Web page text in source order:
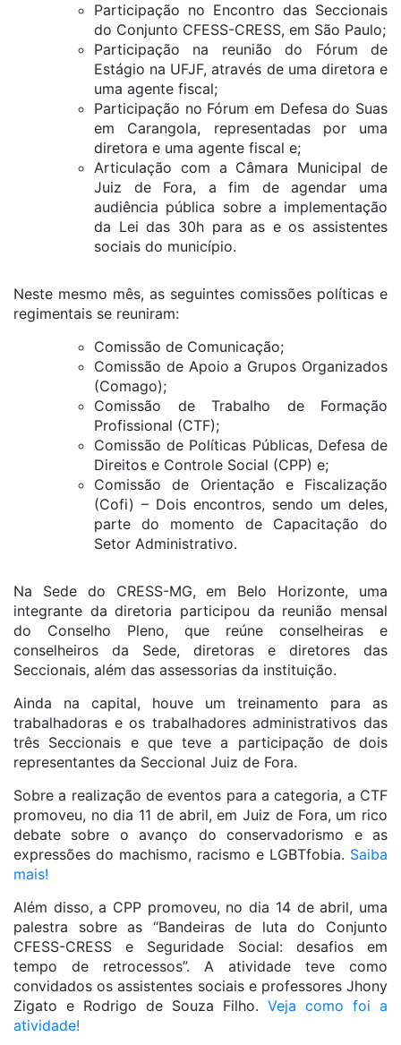
Participação no Encontro das Seccionais
do Conjunto CFESS-CRESS, em São Paulo;
Participação na reunião do Fórum de
Estágio na UFJF, através de uma diretora e
uma agente fiscal;
Participação no Fórum em Defesa do Suas
em Carangola, representadas por uma
diretora e uma agente fiscal e;
Articulação com a Câmara Municipal de
Juiz de Fora, a fim de agendar uma
audiência pública sobre a implementação
da Lei das 30h para as e os assistentes
sociais do município.
Neste mesmo mês, as seguintes comissões políticas e
regimentais se reuniram:
Comissão de Comunicação;
Comissão de Apoio a Grupos Organizados
(Comago);
Comissão de Trabalho de Formação
Profissional (CTF);
Comissão de Políticas Públicas, Defesa de
Direitos e Controle Social (CPP) e;
Comissão de Orientação e Fiscalização
(Cofi) – Dois encontros, sendo um deles,
parte do momento de Capacitação do
Setor Administrativo.
Na Sede do CRESS-MG, em Belo Horizonte, uma
integrante da diretoria participou da reunião mensal
do Conselho Pleno, que reúne conselheiras e
conselheiros da Sede, diretoras e diretores das
Seccionais, além das assessorias da instituição.
Ainda na capital, houve um treinamento para as
trabalhadoras e os trabalhadores administrativos das
três Seccionais e que teve a participação de dois
representantes da Seccional Juiz de Fora.
Sobre a realização de eventos para a categoria, a CTF
promoveu, no dia 11 de abril, em Juiz de Fora, um rico
debate sobre o avanço do conservadorismo e as
expressões do machismo, racismo e LGBTfobia. Saiba
mais!
Além disso, a CPP promoveu, no dia 14 de abril, uma
palestra sobre as “Bandeiras de luta do Conjunto
CFESS-CRESS e Seguridade Social: desafios em
tempo de retrocessos”. A atividade teve como
convidados os assistentes sociais e professores Jhony
Zigato e Rodrigo de Souza Filho. Veja como foi a
atividade!